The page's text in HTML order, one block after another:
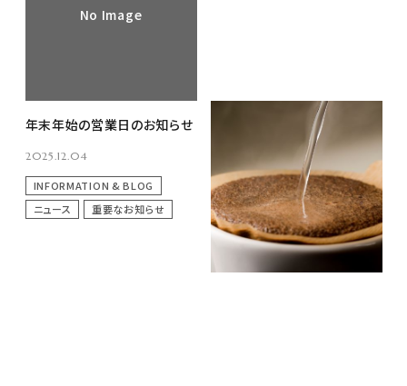
No Image
年末年始の営業日のお知らせ
2025.12.04
INFORMATION & BLOG
ニュース
重要なお知らせ
令和7年11月～令和8年1月
コーヒーインストラクター3級
講習会 日程のお知らせ
2025.10.06
EVENT & SEMINAR
ニュース